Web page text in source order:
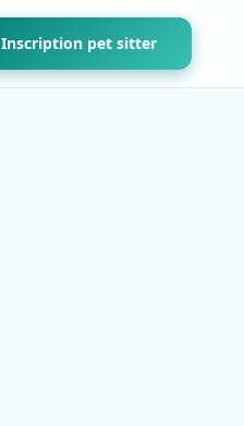
Inscription pet sitter